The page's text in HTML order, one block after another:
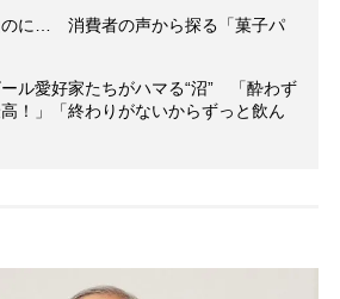
のに… 消費者の声から探る「菓子パ
ル愛好家たちがハマる“沼” 「酔わず
！」「終わりがないからずっと飲ん